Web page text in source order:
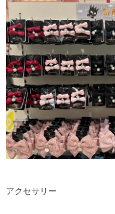
アクセサリー